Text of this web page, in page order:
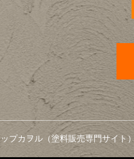
プカヲル（塗料販売専門サイト）